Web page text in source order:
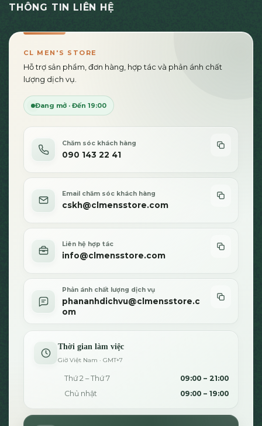
nhiều
Các
tùy
THÔNG TIN LIÊN HỆ
CL MEN'S STORE
Hỗ trợ sản phẩm, đơn hàng, hợp tác và phản ánh chất
lượng dịch vụ.
Đang mở · Đến 19:00
Chăm sóc khách hàng
090 143 22 41
Email chăm sóc khách hàng
cskh@clmensstore.com
Liên hệ hợp tác
info@clmensstore.com
Phản ánh chất lượng dịch vụ
phananhdichvu@clmensstore.c
om
Thời gian làm việc
Giờ Việt Nam · GMT+7
Thứ 2 – Thứ 7
09:00 – 21:00
Chủ nhật
09:00 – 19:00